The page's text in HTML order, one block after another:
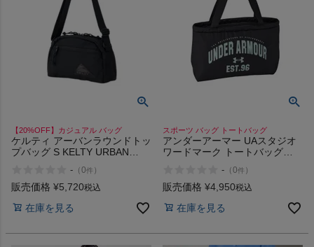
【20%OFF】カジュアル バッグ
ケルティ アーバンラウンドトッ
プバッグ S KELTY URBAN
- （0件 ）
販売価格 ¥5,720税込
在庫を見る
スポーツ バッグ トートバッグ
アンダーアーマー UAスタジオ
ワードマーク トートバッグ
Wordmark Tote Bag
- （0件 ）
販売価格 ¥4,950税込
在庫を見る